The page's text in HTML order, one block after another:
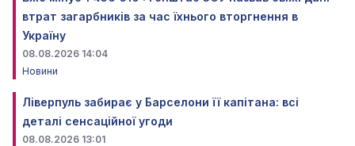
втрат загарбників за час їхнього вторгнення в
Україну
08.08.2026 14:04
Новини
Ліверпуль забирає у Барселони її капітана: всі
деталі сенсаційної угоди
08.08.2026 13:01